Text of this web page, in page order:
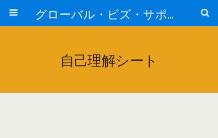
グローバル・ビズ・サポート株式会社
自己理解シート